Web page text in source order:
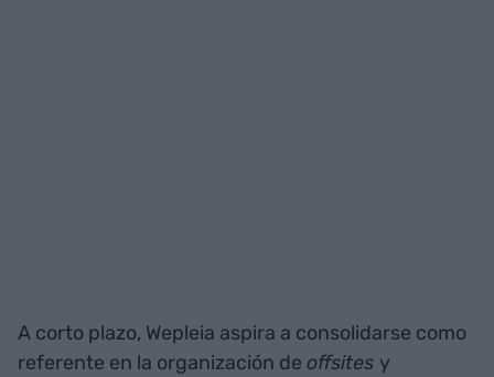
A corto plazo, Wepleia aspira a consolidarse como
referente en la organización de offsites y